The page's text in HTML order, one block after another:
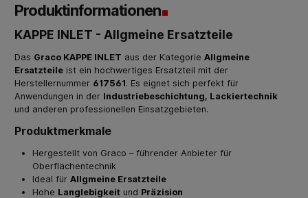
Produktinformationen
KAPPE INLET - Allgmeine Ersatzteile
Das Graco KAPPE INLET aus der Kategorie Allgmeine
Ersatzteile ist ein hochwertiges Ersatzteil mit der
Herstellernummer 617561. Es eignet sich perfekt für
Anwendungen in der Industriebeschichtung, Lackiertechnik
und anderen professionellen Einsatzgebieten.
Produktmerkmale
Hergestellt von Graco – führender Anbieter für
Oberflächentechnik
Ideal für Allgmeine Ersatzteile
Hohe Langlebigkeitund Präzision